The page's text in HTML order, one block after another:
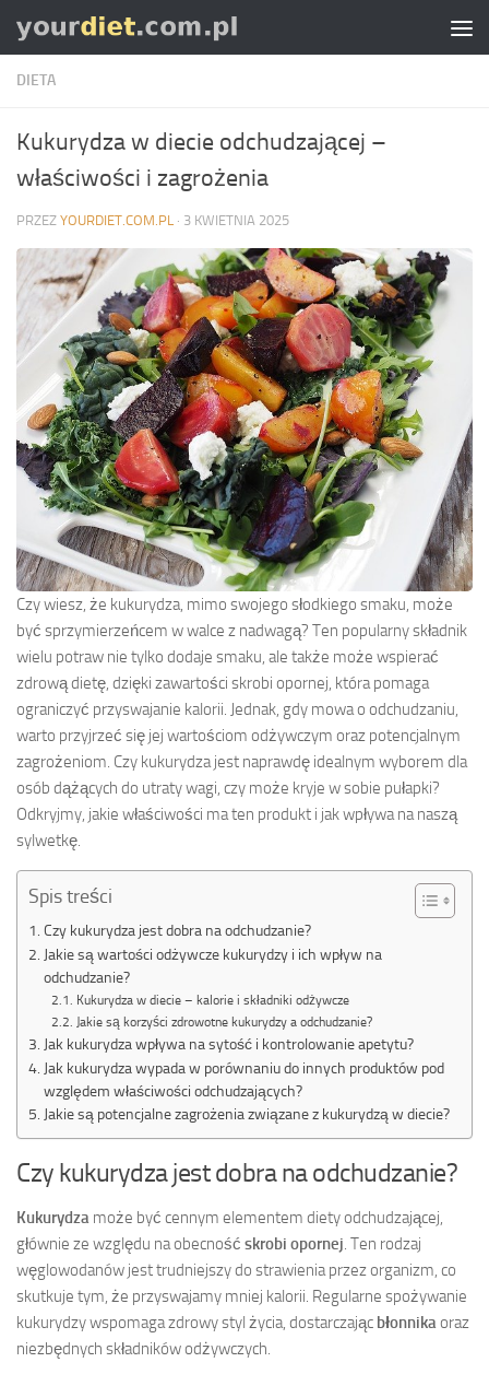
Skip to content
DIETA
Kukurydza w diecie odchudzającej –
właściwości i zagrożenia
PRZEZ YOURDIET.COM.PL · 3 KWIETNIA 2025
Czy wiesz, że kukurydza, mimo swojego słodkiego smaku, może
być sprzymierzeńcem w walce z nadwagą? Ten popularny składnik
wielu potraw nie tylko dodaje smaku, ale także może wspierać
zdrową dietę, dzięki zawartości skrobi opornej, która pomaga
ograniczyć przyswajanie kalorii. Jednak, gdy mowa o odchudzaniu,
warto przyjrzeć się jej wartościom odżywczym oraz potencjalnym
zagrożeniom. Czy kukurydza jest naprawdę idealnym wyborem dla
osób dążących do utraty wagi, czy może kryje w sobie pułapki?
Odkryjmy, jakie właściwości ma ten produkt i jak wpływa na naszą
sylwetkę.
Spis treści
Czy kukurydza jest dobra na odchudzanie?
Jakie są wartości odżywcze kukurydzy i ich wpływ na
odchudzanie?
Kukurydza w diecie – kalorie i składniki odżywcze
Jakie są korzyści zdrowotne kukurydzy a odchudzanie?
Jak kukurydza wpływa na sytość i kontrolowanie apetytu?
Jak kukurydza wypada w porównaniu do innych produktów pod
względem właściwości odchudzających?
Jakie są potencjalne zagrożenia związane z kukurydzą w diecie?
Czy kukurydza jest dobra na odchudzanie?
Kukurydza może być cennym elementem diety odchudzającej,
głównie ze względu na obecność skrobi opornej . Ten rodzaj
węglowodanów jest trudniejszy do strawienia przez organizm, co
skutkuje tym, że przyswajamy mniej kalorii. Regularne spożywanie
kukurydzy wspomaga zdrowy styl życia, dostarczając błonnika oraz
niezbędnych składników odżywczych.